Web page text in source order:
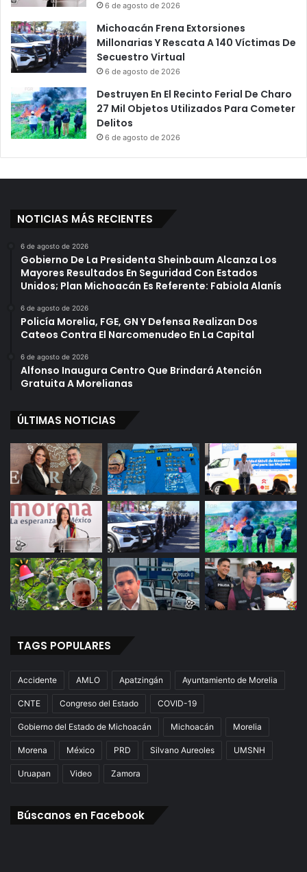
6 de agosto de 2026
Michoacán Frena Extorsiones
Millonarias Y Rescata A 140 Víctimas De
Secuestro Virtual
6 de agosto de 2026
Destruyen En El Recinto Ferial De Charo
27 Mil Objetos Utilizados Para Cometer
Delitos
6 de agosto de 2026
NOTICIAS MÁS RECIENTES
6 de agosto de 2026
Gobierno De La Presidenta Sheinbaum Alcanza Los
Mayores Resultados En Seguridad Con Estados
Unidos; Plan Michoacán Es Referente: Fabiola Alanís
6 de agosto de 2026
Policía Morelia, FGE, GN Y Defensa Realizan Dos
Cateos Contra El Narcomenudeo En La Capital
6 de agosto de 2026
Alfonso Inaugura Centro Que Brindará Atención
Gratuita A Morelianas
ÚLTIMAS NOTICIAS
TAGS POPULARES
Accidente AMLO Apatzingán Ayuntamiento de Morelia
CNTE Congreso del Estado COVID-19
Gobierno del Estado de Michoacán Michoacán Morelia
Morena México PRD Silvano Aureoles UMSNH
Uruapan Video Zamora
Búscanos en Facebook